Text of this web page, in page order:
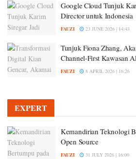
Google Cloud Tunjuk
Director untuk Indonesia
FAUZI 23 JUNE 2026 | 14:43
Tunjuk Fiona Zhang,
Channel-First Kawasan
FAUZI 8 APRIL 2026 | 16:26
EXPERT
Kemandirian Teknologi
Open Source
FAUZI 31 JULY 2026 | 16:00